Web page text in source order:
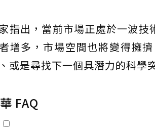
指出，當前市場正處於一波
增多，市場空間也將變得擁
或是尋找下一個具潛力的科學
FAQ